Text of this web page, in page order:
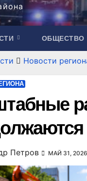
ОБЩЕСТВО
Новости
Петров МАЙ 31, 2026